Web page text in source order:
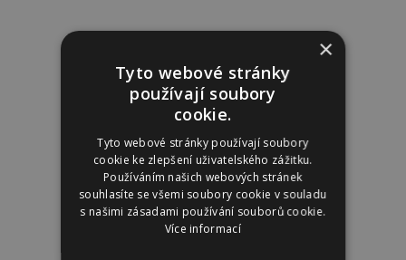
×
Tyto webové stránky
používají soubory
cookie.
Tyto webové stránky používají soubory
cookie ke zlepšení uživatelského zážitku.
Používáním našich webových stránek
souhlasíte se všemi soubory cookie v souladu
s našimi zásadami používání souborů cookie.
Více informací